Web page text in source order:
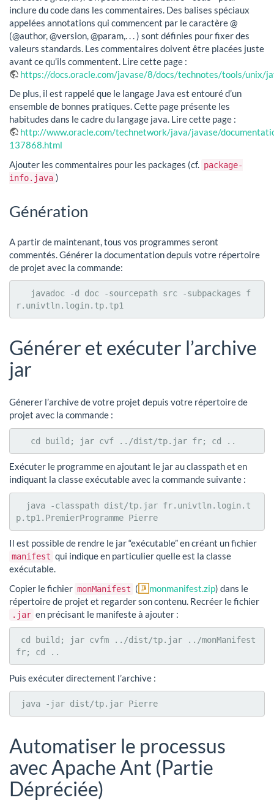
inclure du code dans les commentaires. Des balises spéciaux
appelées annotations qui commencent par le caractère @
(@author, @version, @param,. . . ) sont définies pour fixer des
valeurs standards. Les commentaires doivent être placées juste
avant ce qu’ils commentent. Lire cette page :
https://docs.oracle.com/javase/8/docs/technotes/tools/unix/
De plus, il est rappelé que le langage Java est entouré d’un
ensemble de bonnes pratiques. Cette page présente les
habitudes dans le cadre du langage java. Lire cette page :
http://www.oracle.com/technetwork/java/javase/
137868.html
Ajouter les commentaires pour les packages (cf. package-
info.java )
Génération
A partir de maintenant, tous vos programmes seront
commentés. Générer la documentation depuis votre répertoire
de projet avec la commande:
r.univtln.login.tp.tp1
Générer et exécuter l’archive
jar
Génerer l’archive de votre projet depuis votre répertoire de
projet avec la commande :
   cd build; jar cvf ../dist/tp.jar fr; cd ..
Exécuter le programme en ajoutant le jar au classpath et en
indiquant la classe exécutable avec la commande suivante :
p.tp1.PremierProgramme Pierre
Il est possible de rendre le jar “exécutable” en créant un fichier
manifest qui indique en particulier quelle est la classe
exécutable.
Copier le fichier monManifest ( monmanifest.zip) dans le
répertoire de projet et regarder son contenu. Recréer le fichier
.jar en précisant le manifeste à ajouter :
fr; cd ..
Puis exécuter directement l’archive :
java -jar dist/tp.jar Pierre
Automatiser le processus
avec Apache Ant (Partie
Dépréciée)